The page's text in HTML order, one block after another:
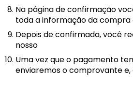
Na página de confirmação
toda a informação da
Depois de confirmada, você
nosso
Uma vez que o pagamento
enviaremos o comprovante e,